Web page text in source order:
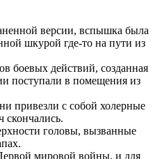
версии, вспышка была
шкурой где-то на пути из
боевых действий, созданная
поступали в помещения из
привезли с собой холерные
скончались.
головы, вызванные
мировой войны, и для